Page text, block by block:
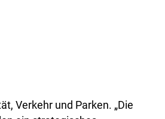
Verkehr und Parken. „Die